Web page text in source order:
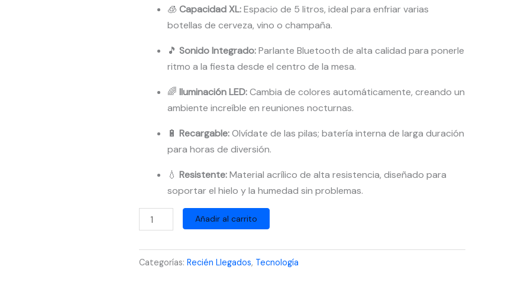
🧊 Capacidad XL:Espacio de 5 litros, ideal para enfriar varias
botellas de cerveza, vino o champaña.
🎵 Sonido Integrado:Parlante Bluetooth de alta calidad para ponerle
ritmo a la fiesta desde el centro de la mesa.
🌈 Iluminación LED:Cambia de colores automáticamente, creando un
ambiente increíble en reuniones nocturnas.
🔋 Recargable:Olvídate de las pilas; batería interna de larga duración
para horas de diversión.
💧 Resistente:Material acrílico de alta resistencia, diseñado para
soportar el hielo y la humedad sin problemas.
Cubeta
de
Hielo
con
Añadir al carrito
Categorías: Recién Llegados, Tecnología